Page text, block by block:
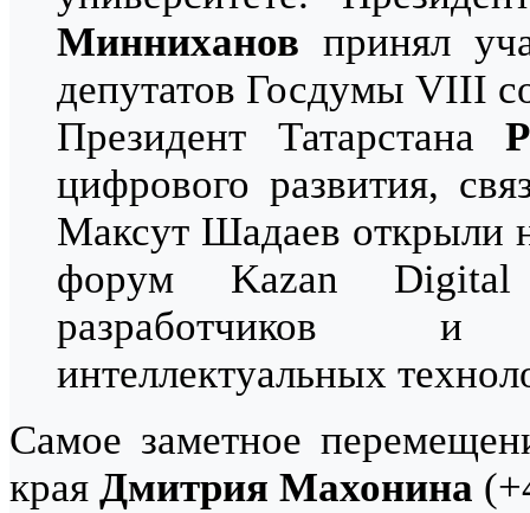
Минниханов принял
депутатов Госдумы VIII
Президент Татарстана
цифрового развития,
Максут Шадаев открыли
форум Kazan Digital
разработчиков и
интеллектуальных
Самое заметное
края Дмитрия Махонина